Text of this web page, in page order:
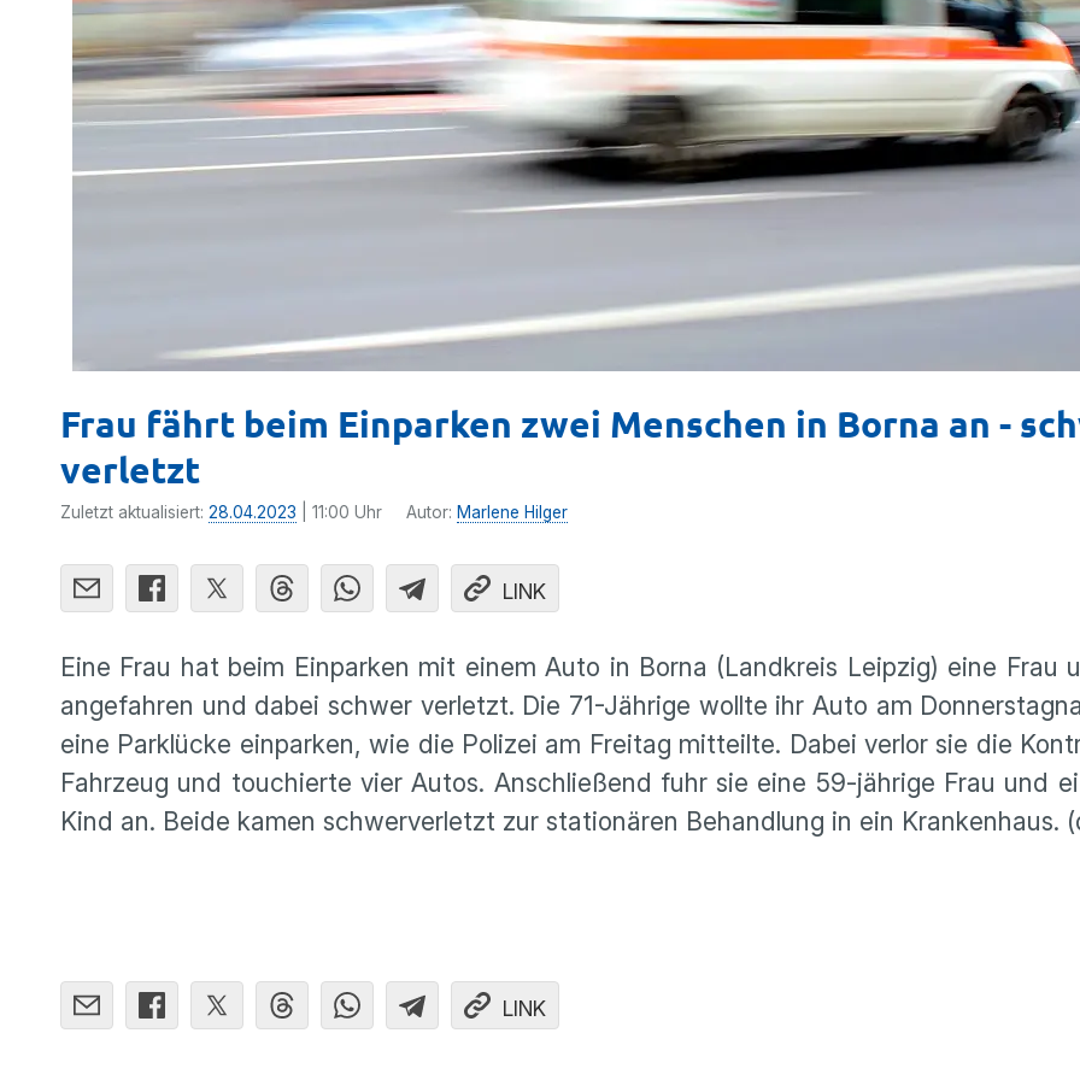
Frau fährt beim Einparken zwei Menschen in Borna an -
verletzt
Zuletzt aktualisiert: 28.04.2023 | 11:00 Uhr Autor: Marlene Hilger
LINK
Eine Frau hat beim Einparken mit einem Auto in Borna (Landkreis Leipzig) eine Frau
angefahren und dabei schwer verletzt. Die 71-Jährige wollte ihr Auto am
eine Parklücke einparken, wie die Polizei am Freitag mitteilte. Dabei verlor sie die
Fahrzeug und touchierte vier Autos. Anschließend fuhr sie eine 59-jährige Frau und
Kind an. Beide kamen schwerverletzt zur stationären Behandlung in ein Krankenhaus.
LINK